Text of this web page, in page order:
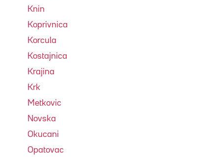
Knin
Koprivnica
Korcula
Kostajnica
Krajina
Krk
Metkovic
Novska
Okucani
Opatovac